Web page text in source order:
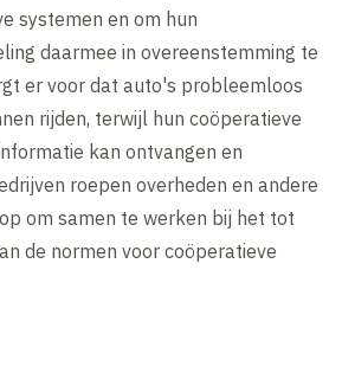
systemen en om hun
daarmee in overeenstemming te
er voor dat auto's probleemloos
rijden, terwijl hun coöperatieve
kan ontvangen en
roepen overheden en andere
om samen te werken bij het tot
de normen voor coöperatieve